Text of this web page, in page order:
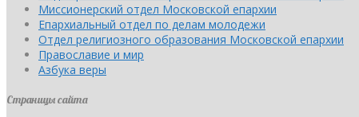
Миссионерский отдел Московской епархии
Епархиальный отдел по делам молодежи
Отдел религиозного образования Московской епархии
Православие и мир
Азбука веры
Страницы сайта